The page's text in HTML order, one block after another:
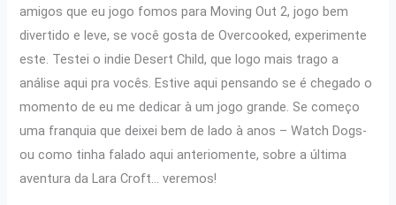
amigos que eu jogo fomos para Moving Out 2, jogo bem
divertido e leve, se você gosta de Overcooked, experimente
este. Testei o indie Desert Child, que logo mais trago a
análise aqui pra vocês. Estive aqui pensando se é chegado o
momento de eu me dedicar à um jogo grande. Se começo
uma franquia que deixei bem de lado à anos – Watch Dogs-
ou como tinha falado aqui anteriomente, sobre a última
aventura da Lara Croft… veremos!